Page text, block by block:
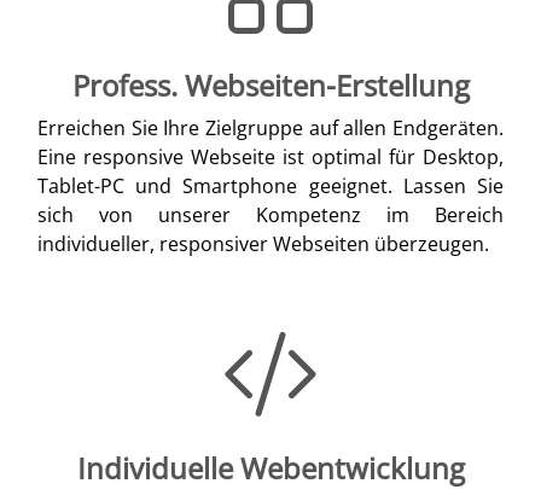
Profess. Webseiten-Erstellung
Erreichen Sie Ihre Zielgruppe auf allen Endgeräten.
Eine responsive Webseite ist optimal für Desktop,
Tablet-PC und Smartphone geeignet. Lassen Sie
sich von unserer Kompetenz im Bereich
individueller, responsiver Webseiten überzeugen.
Individuelle Webentwicklung